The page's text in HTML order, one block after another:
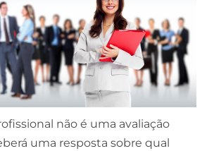
não é uma avaliação
uma resposta sobre qual